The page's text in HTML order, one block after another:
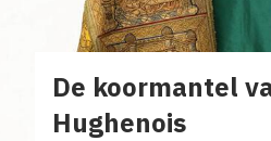
De koormantel
Hughenois